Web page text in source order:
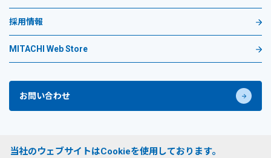
採用情報
MITACHI Web Store
お問い合わせ
当社のウェブサイトはCookieを使用しております。